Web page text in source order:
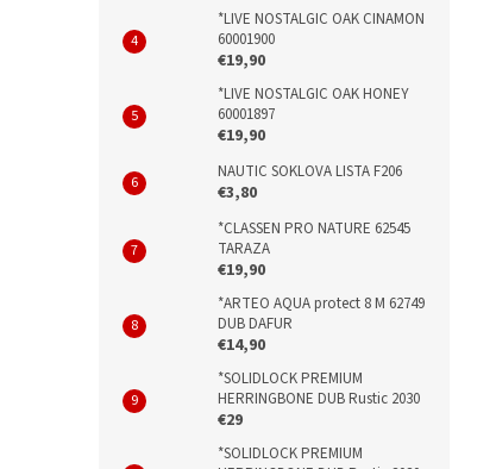
*LIVE NOSTALGIC OAK CINAMON
60001900
€19,90
*LIVE NOSTALGIC OAK HONEY
60001897
€19,90
NAUTIC SOKLOVA LISTA F206
€3,80
*CLASSEN PRO NATURE 62545
TARAZA
€19,90
*ARTEO AQUA protect 8 M 62749
DUB DAFUR
€14,90
*SOLIDLOCK PREMIUM
HERRINGBONE DUB Rustic 2030
€29
*SOLIDLOCK PREMIUM